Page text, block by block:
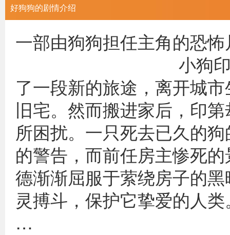
好狗狗的剧情介绍
一部由狗狗担
小狗印第跟随他
了一段新的旅途，离开城
旧宅。然而搬进家后，印
所困扰。一只死去已久的
的警告，而前任房主惨死
德渐渐屈服于萦绕房子的
灵搏斗，保护它挚爱的人类
…